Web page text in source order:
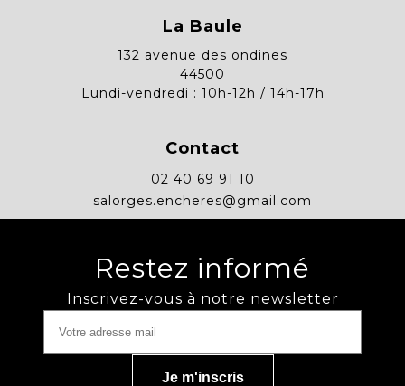
La Baule
132 avenue des ondines
44500
Lundi-vendredi : 10h-12h / 14h-17h
Contact
02 40 69 91 10
salorges.encheres@gmail.com
Restez informé
Inscrivez-vous à notre newsletter